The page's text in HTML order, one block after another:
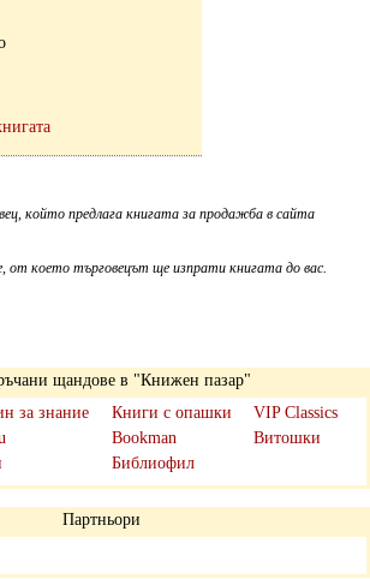
който предлага книгата за продажба в сайта
от което търговецът ще изпрати книгата до вас.
щандове в "Книжен пазар"
за знание
Книги с опашки
Bookman
Библиофил
VIP Classics
Витошки
Партньори